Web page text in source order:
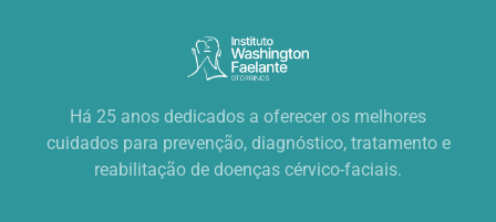
Há 25 anos dedicados a oferecer os melhores
cuidados para prevenção, diagnóstico, tratamento e
reabilitação de doenças cérvico-faciais.